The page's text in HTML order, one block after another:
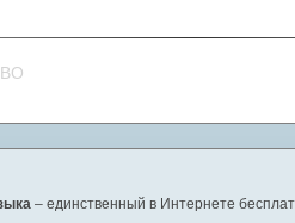
– единственный в Интернете